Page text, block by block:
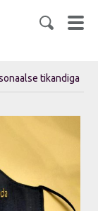
tikandiga